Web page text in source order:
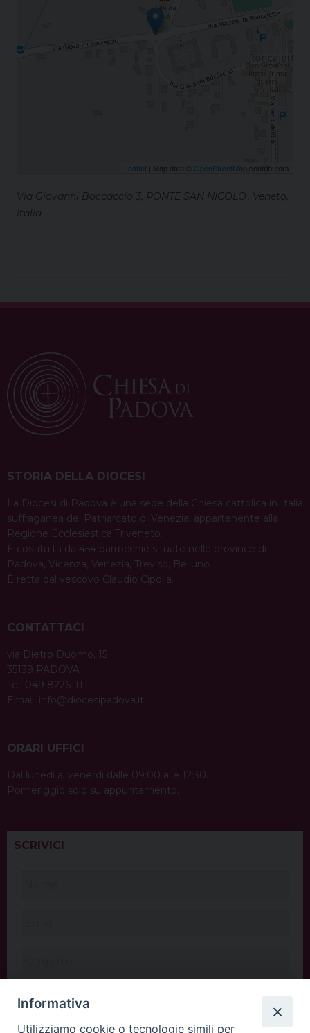
Leaflet | Map data © OpenStreetMap contributors
Via Giovanni Boccaccio 3, PONTE SAN NICOLO', Veneto,
Italia
STORIA DELLA DIOCESI
La Diocesi di Padova è una sede della Chiesa cattolica in Italia
suffraganea del Patriarcato di Venezia, appartenente alla
Regione Ecclesiastica Triveneto.
È costituita da 454 parrocchie situate nelle province di
Padova, Vicenza, Venezia, Treviso, Belluno.
È retta dal vescovo Claudio Cipolla.
CONTATTACI
via Dietro Duomo, 15
35139 PADOVA
Tel. 049 8226111
Email: info@diocesipadova.it
ORARI UFFICI
Dal lunedì al venerdì dalle 09:00 alle 12:30.
Pomeriggio solo su appuntamento.
SCRIVICI
Informativa
Utilizziamo cookie o tecnologie simili per